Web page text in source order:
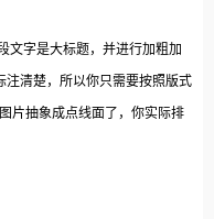
文字是大标题，并进行加粗加
注清楚，所以你只需要按照版式
片抽象成点线面了，你实际排